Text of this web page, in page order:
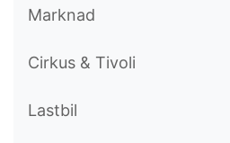
Marknad
Cirkus & Tivoli
Lastbil